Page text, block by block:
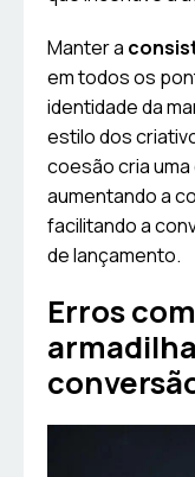
Manter a
em todos os
identidade da
estilo dos
coesão cria
aumentando a
facilitando a
de lançamento.
Erros